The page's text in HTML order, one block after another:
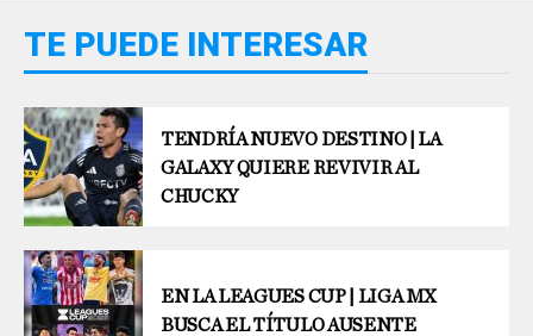
TE PUEDE INTERESAR
TENDRÍA NUEVO DESTINO | LA
GALAXY QUIERE REVIVIR AL
CHUCKY
EN LA LEAGUES CUP | LIGA MX
BUSCA EL TÍTULO AUSENTE